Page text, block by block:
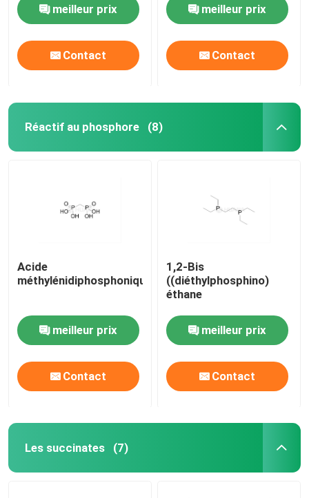
meilleur prix
Contact
meilleur prix
Contact
Réactif au phosphore (8)
Acide
méthylénidiphosphonique
meilleur prix
Contact
1,2-Bis
((diéthylphosphino)
éthane
meilleur prix
Contact
Les succinates (7)